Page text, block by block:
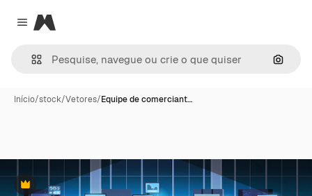
Close menu
Magnific
Início/stock/Vetores/Equipe de comerciant…
Premium